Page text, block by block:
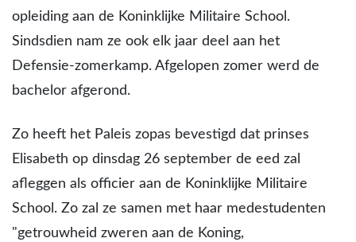
opleiding aan de Koninklijke Militaire School.
Sindsdien nam ze ook elk jaar deel aan het
Defensie-zomerkamp. Afgelopen zomer werd de
bachelor afgerond.
Zo heeft het Paleis zopas bevestigd dat prinses
Elisabeth op dinsdag 26 september de eed zal
afleggen als officier aan de Koninklijke Militaire
School. Zo zal ze samen met haar medestudenten
"getrouwheid zweren aan de Koning,